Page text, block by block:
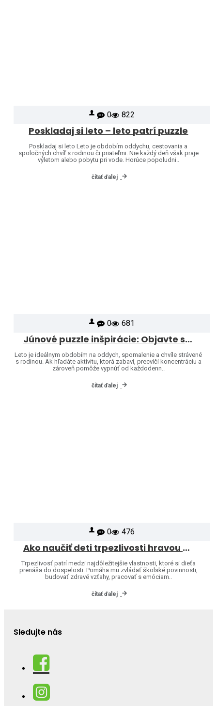
0 822
Poskladaj si leto – leto patrí puzzle
Poskladaj si leto Leto je obdobím oddychu, cestovania a
spoločných chvíľ s rodinou či priateľmi. Nie každý deň však praje
výletom alebo pobytu pri vode. Horúce popoludni..
čítať ďalej
0 681
Júnové puzzle inšpirácie: Objavte svet značiek Heye a Jumbo
Leto je ideálnym obdobím na oddych, spomalenie a chvíle strávené
s rodinou. Ak hľadáte aktivitu, ktorá zabaví, precvičí koncentráciu a
zároveň pomôže vypnúť od každodenn..
čítať ďalej
0 476
Ako naučiť deti trpezlivosti hravou formou
Trpezlivosť patrí medzi najdôležitejšie vlastnosti, ktoré si dieťa
prenáša do dospelosti. Pomáha mu zvládať školské povinnosti,
budovať zdravé vzťahy, pracovať s emóciam..
čítať ďalej
Sledujte nás